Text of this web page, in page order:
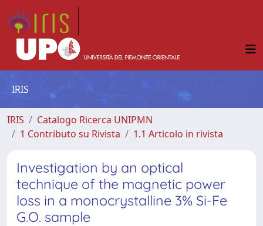
IRIS
IRIS
Catalogo Ricerca UNIPMN
1 Contributo su Rivista
1.1 Articolo in rivista
Investigation by an optical
technique of the magnetic power
loss in a monocrystalline 3% Si-Fe
G.O. sample